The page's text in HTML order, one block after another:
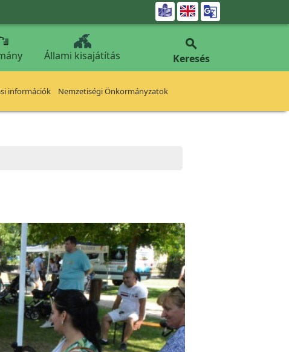

Állami kisajátítás

Keresés
információk Nemzetiségi Önkormányzatok